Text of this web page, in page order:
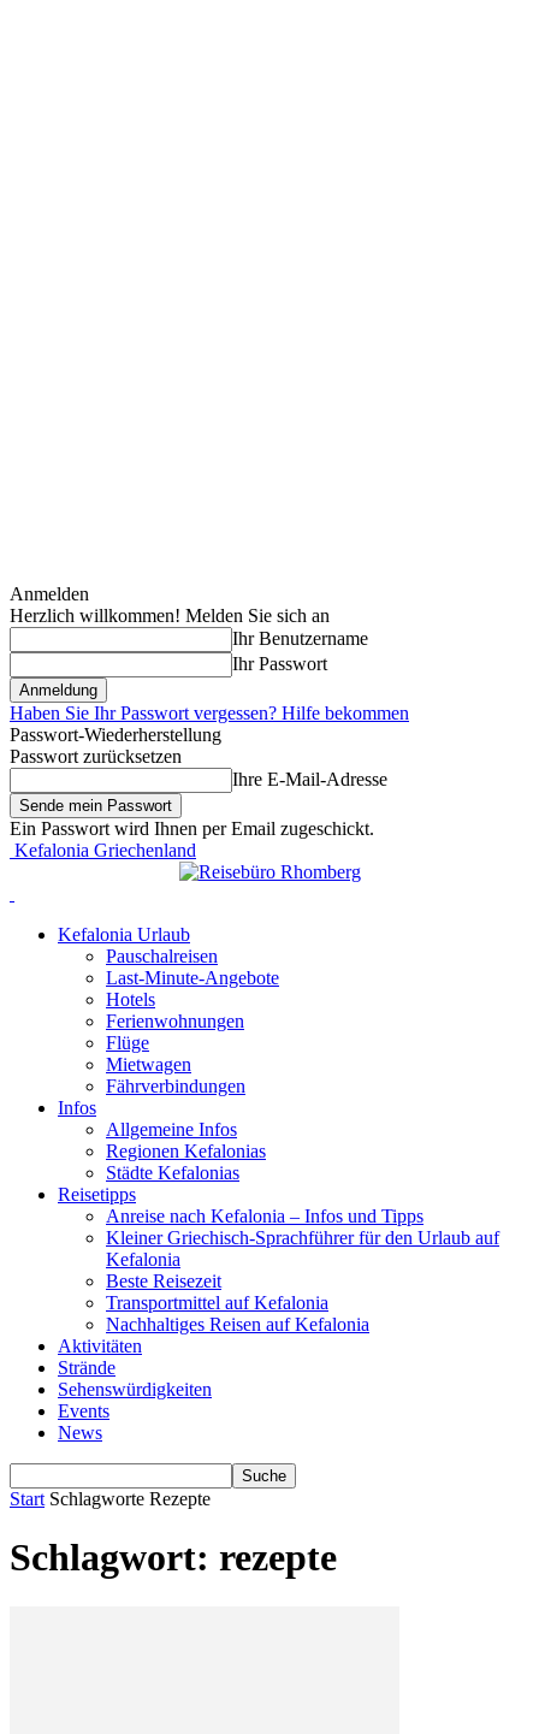
Anmelden
Herzlich willkommen! Melden Sie sich an
Ihr Benutzername
Ihr Passwort
Haben Sie Ihr Passwort vergessen? Hilfe bekommen
Passwort-Wiederherstellung
Passwort zurücksetzen
Ihre E-Mail-Adresse
Ein Passwort wird Ihnen per Email zugeschickt.
Kefalonia Griechenland
Kefalonia Urlaub
Pauschalreisen
Last-Minute-Angebote
Hotels
Ferienwohnungen
Flüge
Mietwagen
Fährverbindungen
Infos
Allgemeine Infos
Regionen Kefalonias
Städte Kefalonias
Reisetipps
Anreise nach Kefalonia – Infos und Tipps
Kleiner Griechisch-Sprachführer für den Urlaub auf
Kefalonia
Beste Reisezeit
Transportmittel auf Kefalonia
Nachhaltiges Reisen auf Kefalonia
Aktivitäten
Strände
Sehenswürdigkeiten
Events
News
Start Schlagworte Rezepte
Schlagwort: rezepte